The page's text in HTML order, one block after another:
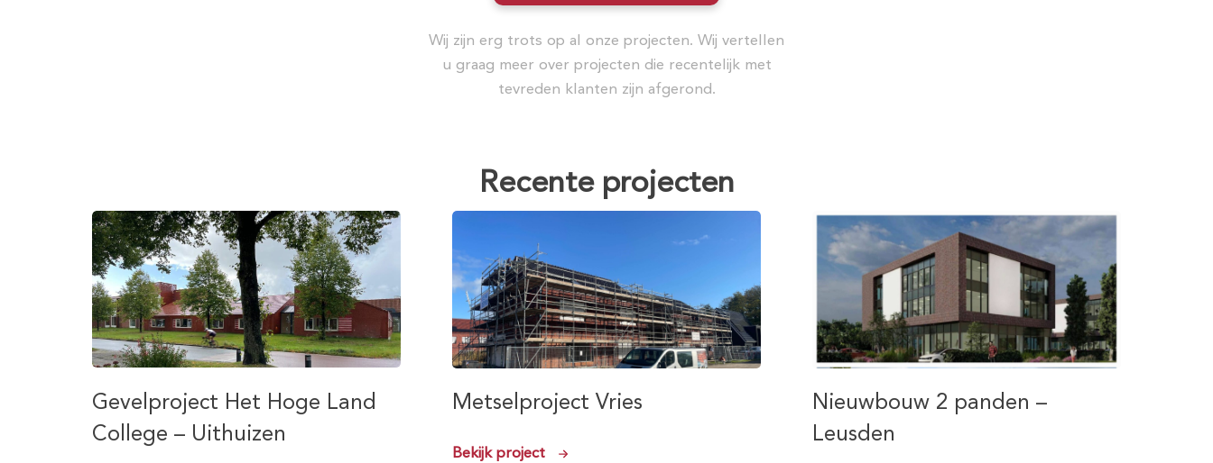
Wij zijn erg trots op al onze projecten. Wij vertellen
u graag meer over projecten die recentelijk met
tevreden klanten zijn afgerond.
Recente projecten
Gevelproject Het Hoge Land
College – Uithuizen
Metselproject Vries
Bekijk project
Nieuwbouw 2 panden –
Leusden